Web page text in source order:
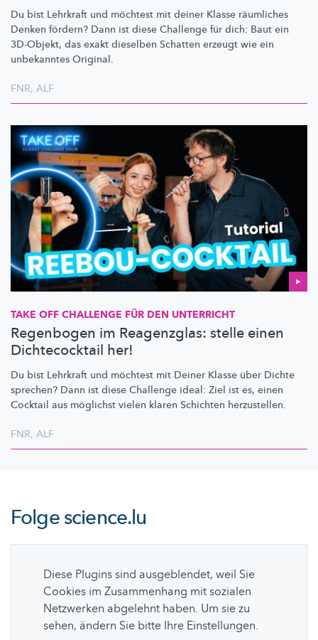
Du bist Lehrkraft und möchtest mit deiner Klasse räumliches
Denken fördern? Dann ist diese Challenge für dich: Baut ein
3D-Objekt, das exakt dieselben Schatten erzeugt wie ein
unbekanntes Original.
FNR, ALF
TAKE OFF CHALLENGE FÜR DEN UNTERRICHT
Regenbogen im Reagenzglas: stelle einen
Dichtecocktail her!
Du bist Lehrkraft und möchtest mit Deiner Klasse über Dichte
sprechen? Dann ist diese Challenge ideal: Ziel ist es, einen
Cocktail aus möglichst vielen klaren Schichten herzustellen.
FNR, ALF
Folgescience.lu
Diese Plugins sind ausgeblendet, weil Sie
Cookies im Zusammenhang mit sozialen
Netzwerken abgelehnt haben. Um sie zu
sehen, ändern Sie bitte Ihre Einstellungen.